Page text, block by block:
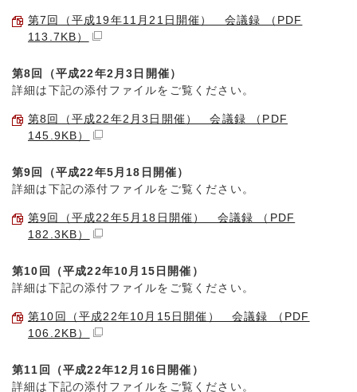
第7回（平成19年11月21日開催） 会議録 （PDF
113.7KB）
第8回（平成22年2月3日開催）
詳細は下記の添付ファイルをご覧ください。
第8回（平成22年2月3日開催） 会議録 （PDF
145.9KB）
第9回（平成22年5月18日開催）
詳細は下記の添付ファイルをご覧ください。
第9回（平成22年5月18日開催） 会議録 （PDF
182.3KB）
第10回（平成22年10月15日開催）
詳細は下記の添付ファイルをご覧ください。
第10回（平成22年10月15日開催） 会議録 （PDF
106.2KB）
第11回（平成22年12月16日開催）
詳細は下記の添付ファイルをご覧ください。